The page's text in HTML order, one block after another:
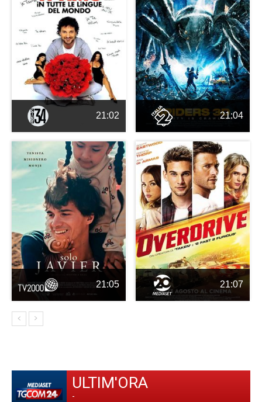
21:02 21:04
21:05 21:07
ULTIM'ORA
-